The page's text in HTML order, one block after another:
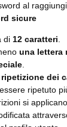
al
sicure
di 12 caratteri.
una lettera
.
dei
ripetuto
si